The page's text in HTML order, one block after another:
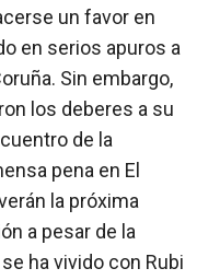
un favor en
en serios apuros a
Sin embargo,
los deberes a su
de la
pena en El
la próxima
a pesar de la
ha vivido con Rubi